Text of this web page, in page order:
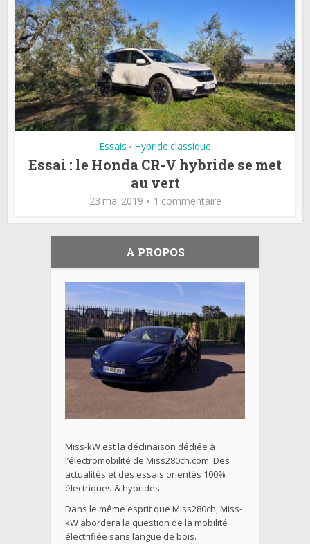
Essais • Hybride classique
Essai : le Honda CR-V hybride se met
au vert
23 mai 2019 1 commentaire
A PROPOS
Miss-kW est la déclinaison dédiée à
l’électromobilité de Miss280ch.com. Des
actualités et des essais orientés 100%
électriques & hybrides.
Dans le même esprit que Miss280ch, Miss-
kW abordera la question de la mobilité
électrifiée sans langue de bois.